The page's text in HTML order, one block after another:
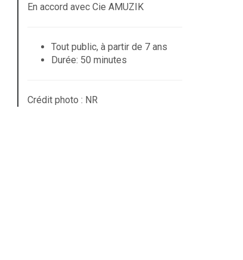
En accord avec Cie AMUZIK
Tout public, à partir de 7 ans
Durée: 50 minutes
Crédit photo : NR